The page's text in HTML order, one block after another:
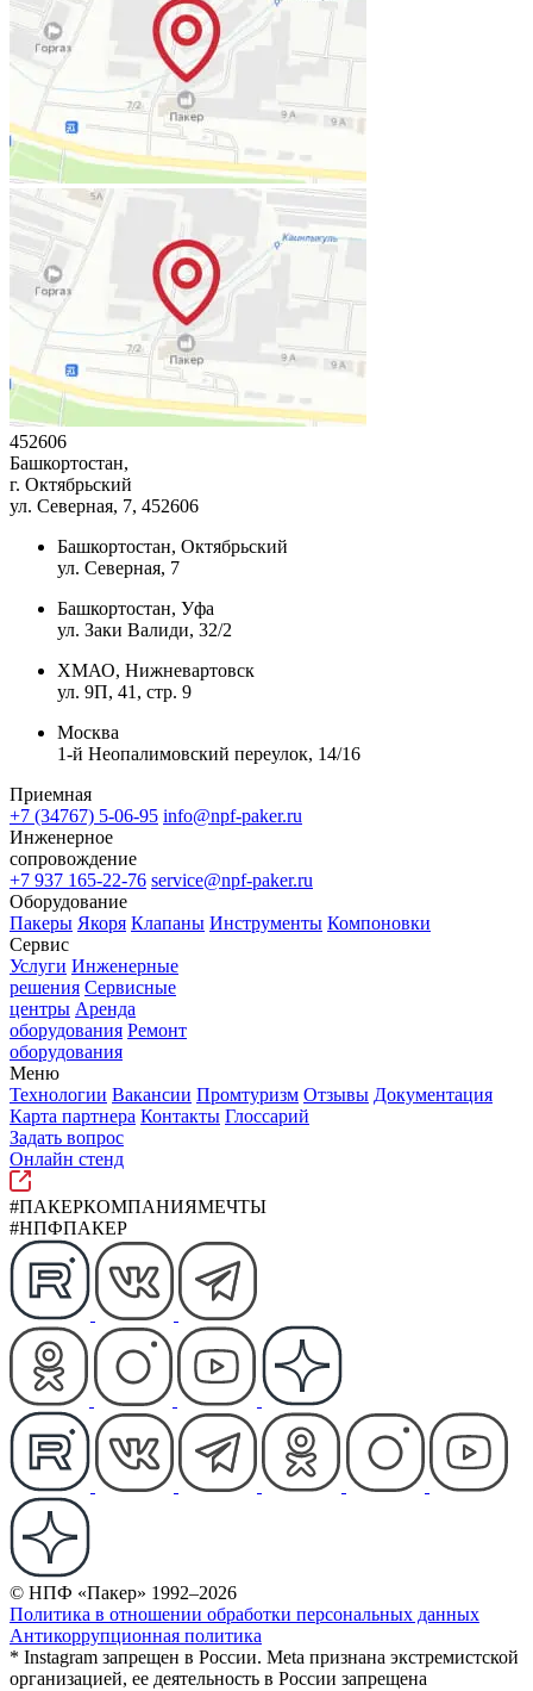
452606
Башкортостан,
г. Октябрьский
ул. Северная, 7, 452606
Башкортостан, Октябрьский
ул. Северная, 7
Башкортостан, Уфа
ул. Заки Валиди, 32/2
ХМАО, Нижневартовск
ул. 9П, 41, стр. 9
Москва
1-й Неопалимовский переулок, 14/16
Приемная
+7 (34767) 5-06-95 info@npf-paker.ru
Инженерное
сопровождение
+7 937 165-22-76 service@npf-paker.ru
Оборудование
Пакеры Якоря Клапаны Инструменты Компоновки
Сервис
Услуги Инженерные
решения Сервисные
центры Аренда
оборудования Ремонт
оборудования
Меню
Технологии Вакансии Промтуризм Отзывы Документация
Карта партнера Контакты Глоссарий
Задать вопрос
Онлайн стенд
#ПАКЕРКОМПАНИЯМЕЧТЫ
#НПФПАКЕР
© НПФ «Пакер» 1992–2026
Политика в отношении обработки персональных данных
Антикоррупционная политика
* Instagram запрещен в России. Meta признана экстремистской
организацией, ее деятельность в России запрещена